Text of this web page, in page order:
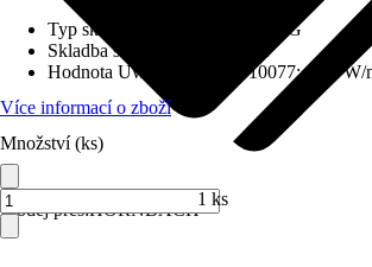
Prodej přes:HORNBACH
Typ skla
Bezpečnostní sklo VSG
Skladba skla
Trojitě zasklené
Hodnota Uw dle DIN EN 10077:0,98 W/
Více informací o zboží
Množství (ks)
1 ks